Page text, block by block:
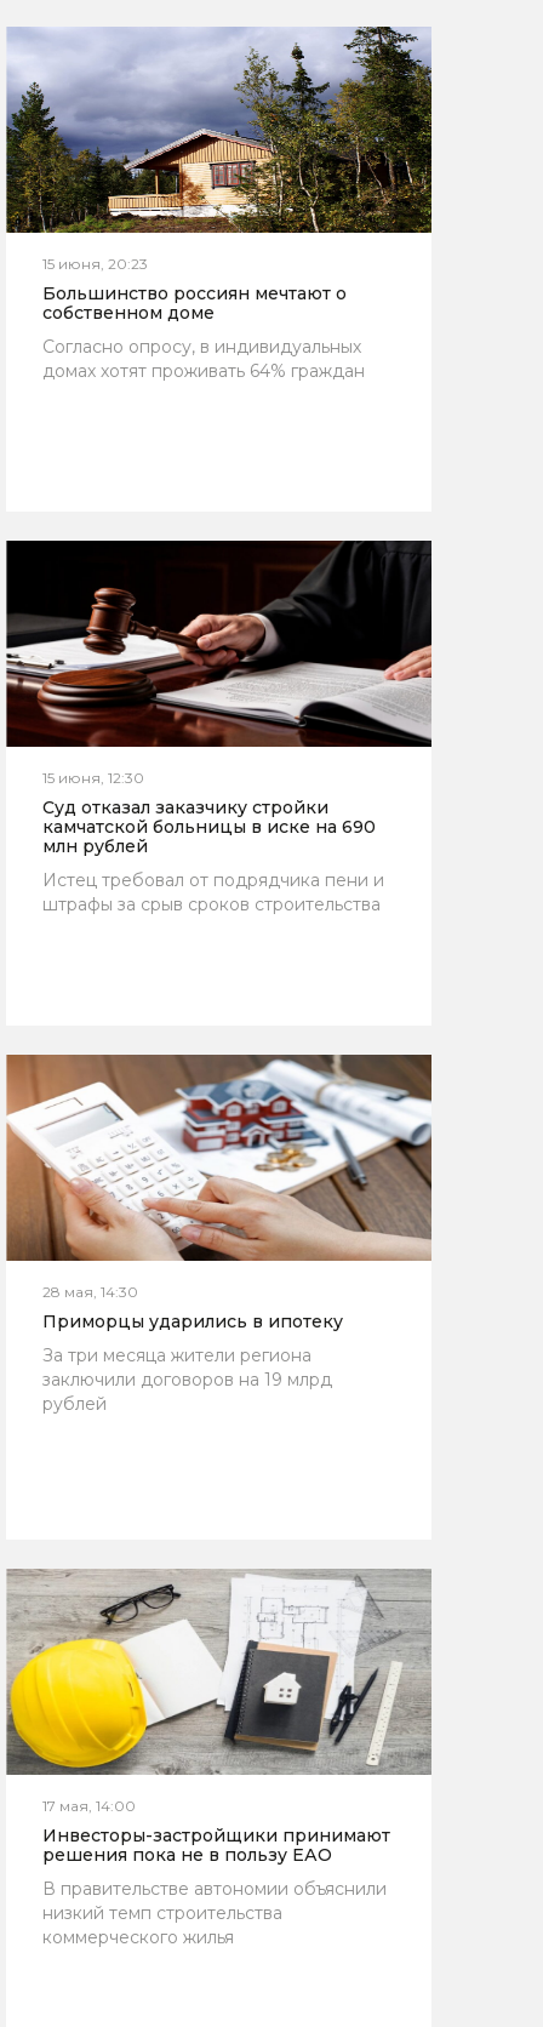
15 июня, 20:23
Большинство россиян мечтают о
собственном доме
Согласно опросу, в индивидуальных
домах хотят проживать 64% граждан
15 июня, 12:30
Суд отказал заказчику стройки
камчатской больницы в иске на 690
млн рублей
Истец требовал от подрядчика пени и
штрафы за срыв сроков строительства
28 мая, 14:30
Приморцы ударились в ипотеку
За три месяца жители региона
заключили договоров на 19 млрд
рублей
17 мая, 14:00
Инвесторы-застройщики принимают
решения пока не в пользу ЕАО
В правительстве автономии объяснили
низкий темп строительства
коммерческого жилья